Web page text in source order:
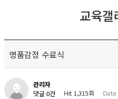
교육갤
명품감정 수료식
관리자
댓글 0건
Hit 1,315회 Date